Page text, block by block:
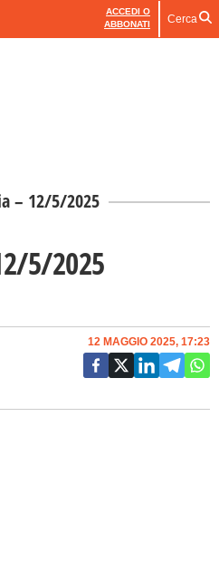
ACCEDI O
ABBONATI
Cerca
– 12/5/2025
5/2025
12 MAGGIO 2025, 17:23